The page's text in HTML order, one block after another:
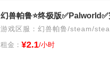
幻兽帕鲁⭐️终极版
游戏区服：幻兽帕鲁/steam/
租金： ¥2.1/小时